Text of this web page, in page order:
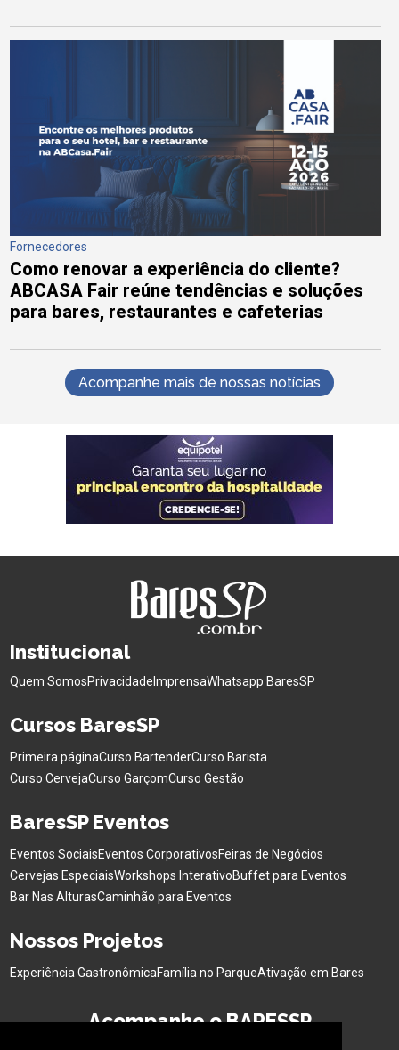
Fornecedores
Como renovar a experiência do cliente?
ABCASA Fair reúne tendências e soluções
para bares, restaurantes e cafeterias
Acompanhe mais de nossas notícias
Institucional
Quem SomosPrivacidade ImprensaWhatsapp BaresSP
Cursos BaresSP
Primeira páginaCurso BartenderCurso Barista
Curso CervejaCurso GarçomCurso Gestão
BaresSP Eventos
Eventos SociaisEventos CorporativosFeiras de Negócios
Cervejas EspeciaisWorkshops InterativoBuffet para Eventos
Bar Nas AlturasCaminhão para Eventos
Nossos Projetos
Experiência GastronômicaFamília no ParqueAtivação em Bares
Acompanhe o BARESSP